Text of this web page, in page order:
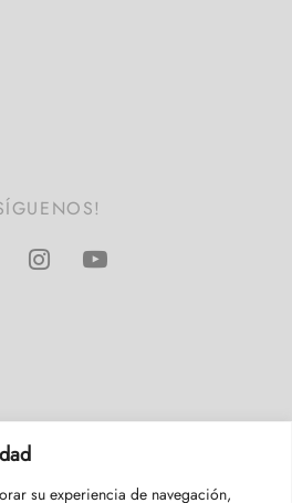
su experiencia de navegación,